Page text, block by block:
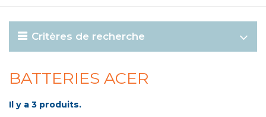
Critères de recherche
BATTERIES ACER
Il y a 3 produits.